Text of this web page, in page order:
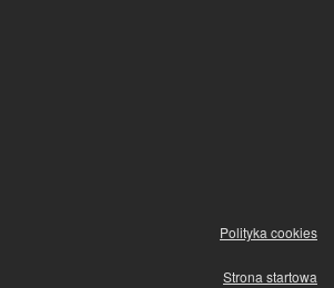
Polityka cookies
Strona startowa